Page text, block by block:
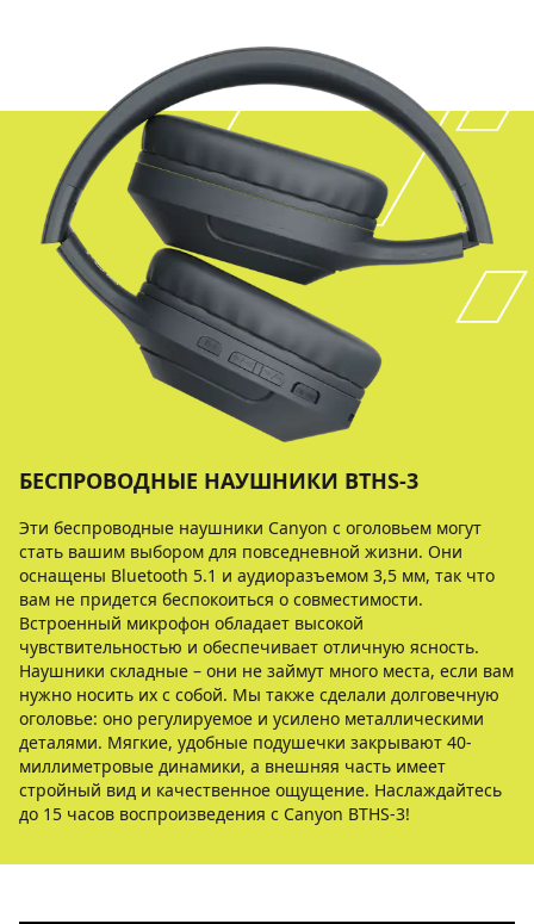
БЕСПРОВОДНЫЕ НАУШНИКИ BTHS-3
Эти беспроводные наушники Canyon с оголовьем могут
стать вашим выбором для повседневной жизни. Они
оснащены Bluetooth 5.1 и аудиоразъемом 3,5 мм, так что
вам не придется беспокоиться о совместимости.
Встроенный микрофон обладает высокой
чувствительностью и обеспечивает отличную ясность.
Наушники складные – они не займут много места, если вам
нужно носить их с собой. Мы также сделали долговечную
оголовье: оно регулируемое и усилено металлическими
деталями. Мягкие, удобные подушечки закрывают 40-
миллиметровые динамики, а внешняя часть имеет
стройный вид и качественное ощущение. Наслаждайтесь
до 15 часов воспроизведения с Canyon BTHS-3!